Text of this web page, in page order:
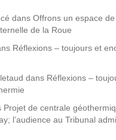
dans Offrons un espace
de la Roue
Réflexions – toujours et
dans Réflexions –
Projet de centrale
l’audience au Tribunal